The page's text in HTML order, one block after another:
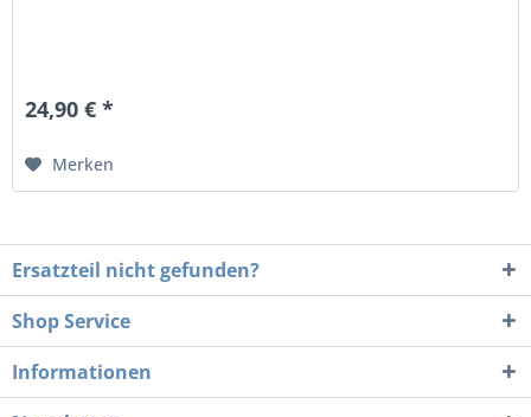
24,90 € *
Merken
Ersatzteil nicht gefunden?
Shop Service
Informationen